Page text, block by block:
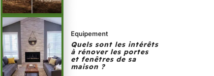
Equipement
Quels sont les intérêts
à rénover les portes
et fenêtres de sa
maison ?